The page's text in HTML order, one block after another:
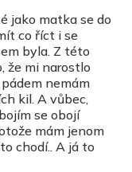
jako matka se do
co říct i se
byla. Z této
že mi narostlo
nemám
kil. A vůbec,
se obojí
mám jenom
chodí.. A já to